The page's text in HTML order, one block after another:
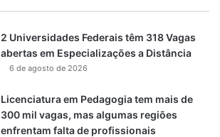
2 Universidades Federais têm 318 Vagas
abertas em Especializações a Distância
6 de agosto de 2026
Licenciatura em Pedagogia tem mais de
300 mil vagas, mas algumas regiões
enfrentam falta de profissionais